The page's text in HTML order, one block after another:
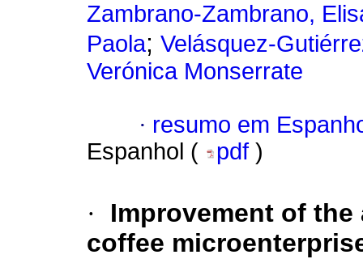
Zambrano-Zambrano,
Paola; Velásquez-
Verónica Monserrate
· resumo em
Espanhol (
pdf )
·
Improvement of
coffee